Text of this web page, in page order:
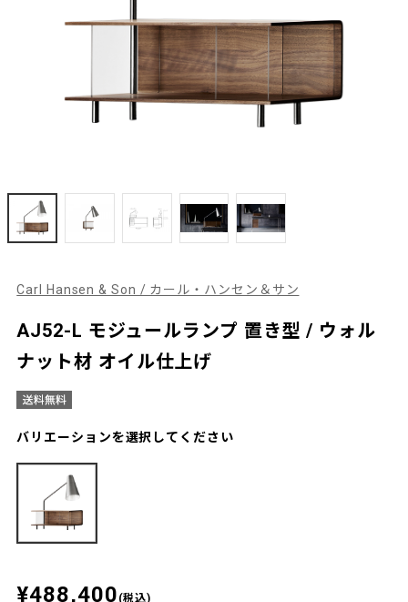
Carl Hansen & Son / カール・ハンセン＆サン
AJ52-L モジュールランプ 置き型 / ウォル
ナット材 オイル仕上げ
バリエーションを選択してください
¥488,400 (税込)